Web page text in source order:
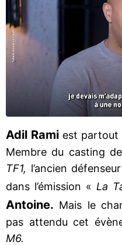
Adil Rami est partout
Membre du casting de
TF1, l’ancien
dans l’émission « La
Antoine. Mais le
pas attendu cet
M6.